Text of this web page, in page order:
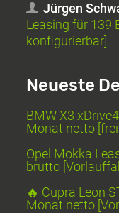
Jürgen
Leasing für 139
konfigurierbar]
Neueste
BMW X3
Monat netto
Opel Mokka
brutto
🔥 Cupra Leon
Monat netto